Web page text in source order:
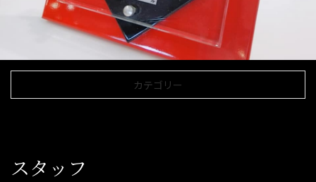
カテゴリー
スタッフ